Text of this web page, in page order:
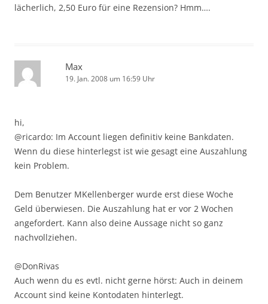
lächerlich, 2,50 Euro für eine Rezension? Hmm….
Max
19. Jan. 2008 um 16:59 Uhr
hi,
@ricardo: Im Account liegen definitiv keine Bankdaten.
Wenn du diese hinterlegst ist wie gesagt eine Auszahlung
kein Problem.
Dem Benutzer MKellenberger wurde erst diese Woche
Geld überwiesen. Die Auszahlung hat er vor 2 Wochen
angefordert. Kann also deine Aussage nicht so ganz
nachvollziehen.
@DonRivas
Auch wenn du es evtl. nicht gerne hörst: Auch in deinem
Account sind keine Kontodaten hinterlegt.